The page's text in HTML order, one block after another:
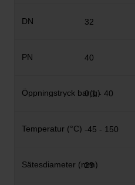
32
40
0,1 - 40
-45 - 150
29